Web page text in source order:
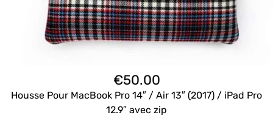
€50.00
Housse Pour MacBook Pro 14″ / Air 13″ (2017) / iPad Pro
12.9″ avec zip